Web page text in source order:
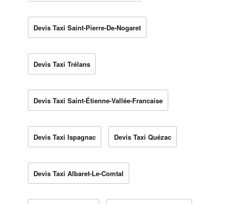
Devis Taxi Saint-Pierre-De-Nogaret
Devis Taxi Trélans
Devis Taxi Saint-Étienne-Vallée-Francaise
Devis Taxi Ispagnac Devis Taxi Quézac
Devis Taxi Albaret-Le-Comtal